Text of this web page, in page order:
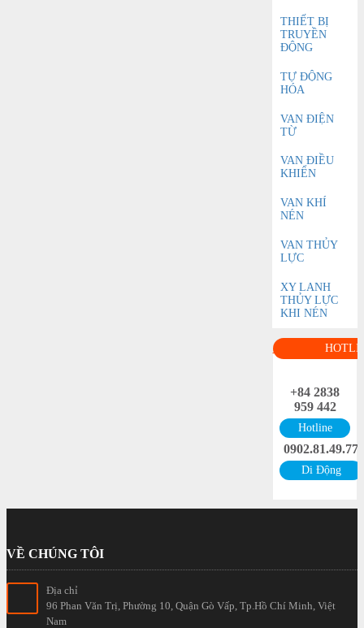
THIẾT BỊ
TRUYỀN
ĐỘNG
TỰ ĐỘNG
HÓA
VAN ĐIỆN
TỪ
VAN ĐIỀU
KHIỂN
VAN KHÍ
NÉN
VAN THỦY
LỰC
XY LANH
THỦY LỰC
KHI NÉN
+84 2838
959 442
Hotline
0902.81.49.77
Di Động
VỀ CHÚNG TÔI
Địa chỉ
96 Phan Văn Trị, Phường 10, Quận Gò Vấp, Tp.Hồ Chí Minh, Việt
Nam